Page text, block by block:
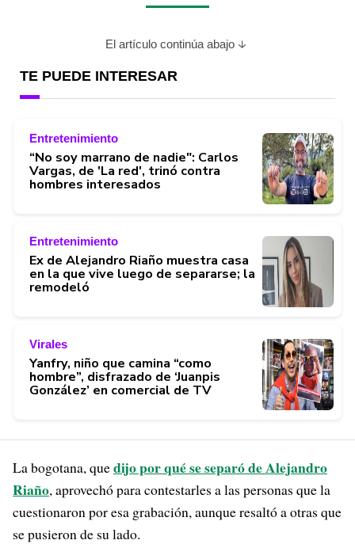
El artículo continúa abajo
TE PUEDE INTERESAR
Entretenimiento
“No soy marrano de nadie": Carlos
Vargas, de 'La red', trinó contra
hombres interesados
Entretenimiento
Ex de Alejandro Riaño muestra casa
en la que vive luego de separarse; la
remodeló
Virales
Yanfry, niño que camina “como
hombre”, disfrazado de ‘Juanpis
González’ en comercial de TV
La bogotana, quedijo por qué se separó de Alejandro
Riaño, aprovechó para contestarles a las personas que la
cuestionaron por esa grabación, aunque resaltó a otras que
se pusieron de su lado.